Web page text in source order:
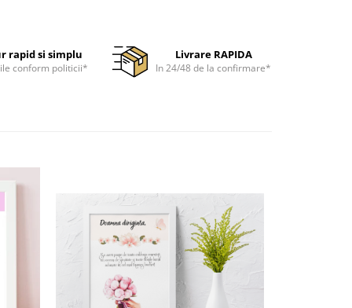
rapid si simplu
conform politicii*
Livrare RAPIDA
In 24/48 de la confirmare*